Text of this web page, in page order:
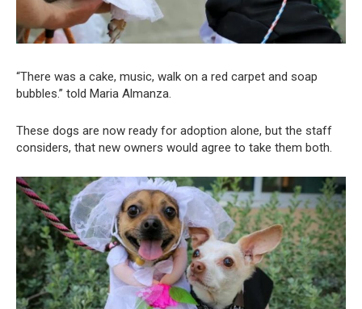
“There was a cake, music, walk on a red carpet and soap
bubbles.” told Maria Almanza.
These dogs are now ready for adoption alone, but the staff
considers, that new owners would agree to take them both.